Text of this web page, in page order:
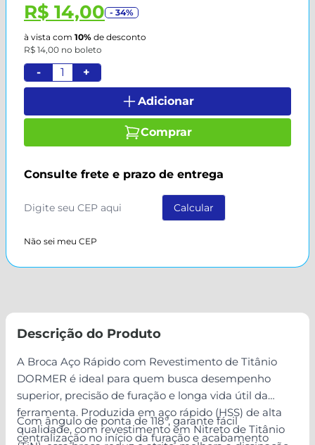
R$ 14,00 - 34%
à vista com 10% de desconto
R$ 14,00 no boleto
- +
Adicionar
Comprar
Consulte frete e prazo de entrega
Não sei meu CEP
Descrição do Produto
A Broca Aço Rápido com Revestimento de Titânio
DORMER é ideal para quem busca desempenho
superior, precisão de furação e longa vida útil da
ferramenta. Produzida em aço rápido (HSS) de alta
qualidade, com revestimento em Nitreto de Titânio
Com ângulo de ponta de 118°, garante fácil
centralização no início da furação e acabamento